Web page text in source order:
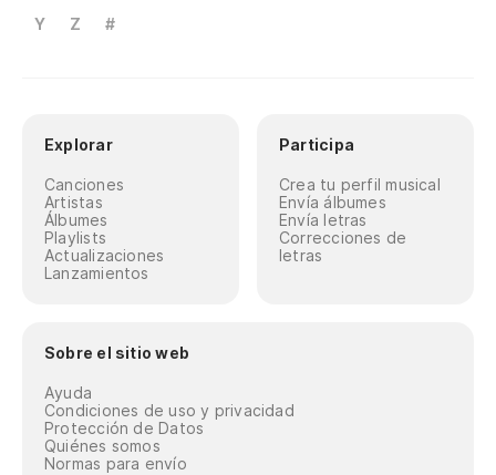
Y
Z #
Explorar
Canciones
Artistas
Álbumes
Playlists
Actualizaciones
Lanzamientos
Participa
Crea tu perfil musical
Envía álbumes
Envía letras
Correcciones de
letras
Sobre el sitio web
Ayuda
Condiciones de uso y privacidad
Protección de Datos
Quiénes somos
Normas para envío